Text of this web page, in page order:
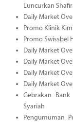
Luncurkan
Daily Market
Promo Klinik
Promo Swissbel
Daily Market
Daily Market
Daily Market
Daily Market
Gebrakan
Syariah
Pengumuman